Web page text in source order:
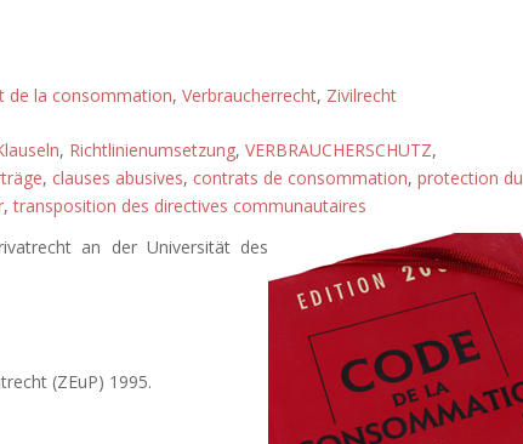
de la consommation, Verbraucherrecht, Zivilrecht
, Richtlinienumsetzung, VERBRAUCHERSCHUTZ,
, clauses abusives, contrats de consommation, protection du
,transposition des directives communautaires
an der Universität des
(ZEuP) 1995.